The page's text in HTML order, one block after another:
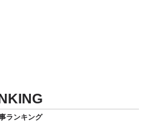
ランキング